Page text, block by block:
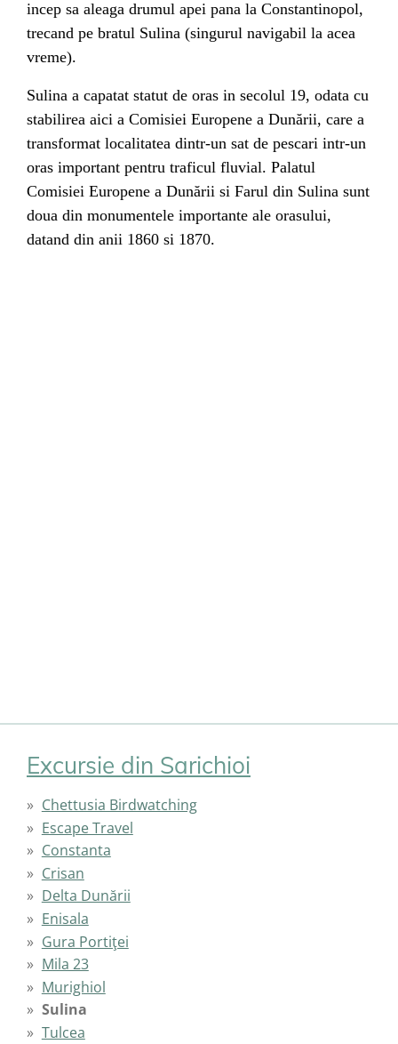
incep sa aleaga drumul apei pana la Constantinopol,
trecand pe bratul Sulina (singurul navigabil la acea
vreme).
Sulina a capatat statut de oras in secolul 19, odata cu
stabilirea aici a Comisiei Europene a Dunării, care a
transformat localitatea dintr-un sat de pescari intr-un
oras important pentru traficul fluvial. Palatul
Comisiei Europene a Dunării si Farul din Sulina sunt
doua din monumentele importante ale orasului,
datand din anii 1860 si 1870.
Excursie din Sarichioi
Chettusia Birdwatching
Escape Travel
Constanta
Crisan
Delta Dunării
Enisala
Gura Portiţei
Mila 23
Murighiol
Sulina
Tulcea